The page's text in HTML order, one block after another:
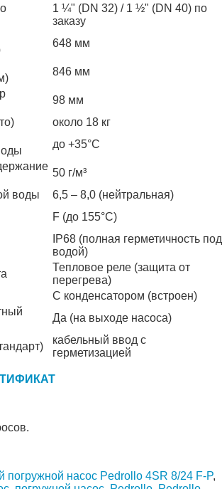
1 ¼" (DN 32) / 1 ½" (DN 40) по
заказу
648 мм
846 мм
98 мм
около 18 кг
до +35°C
50 г/м³
воды
6,5 – 8,0 (нейтральная)
F (до 155°C)
IP68 (полная герметичность под
водой)
Тепловое реле (защита от
перегрева)
С конденсатором (встроен)
Да (на выходе насоса)
кабельный ввод с
герметизацией
погружной насос Pedrollo 4SR 8/24 F-P,